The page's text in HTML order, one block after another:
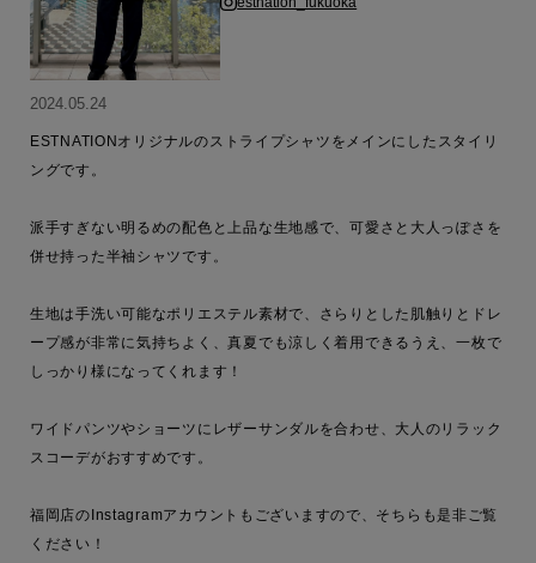
2024.05.24
ESTNATIONオリジナルのストライプシャツをメインにしたスタイリ
ングです。
派手すぎない明るめの配色と上品な生地感で、可愛さと大人っぽさを
併せ持った半袖シャツです。
生地は手洗い可能なポリエステル素材で、さらりとした肌触りとドレ
ープ感が非常に気持ちよく、真夏でも涼しく着用できるうえ、一枚で
しっかり様になってくれます！
ワイドパンツやショーツにレザーサンダルを合わせ、大人のリラック
スコーデがおすすめです。
福岡店のInstagramアカウントもございますので、そちらも是非ご覧
ください！